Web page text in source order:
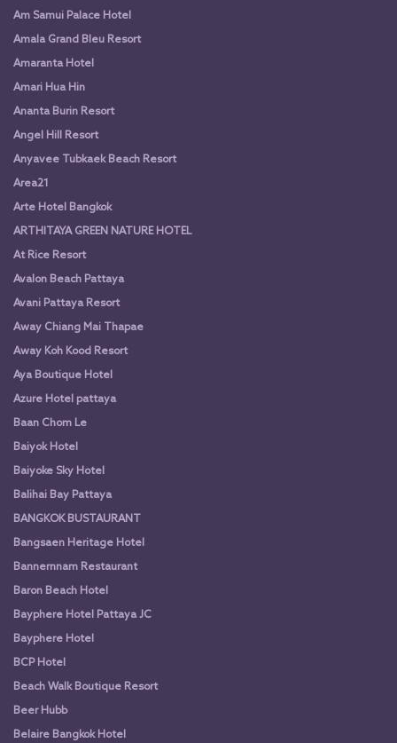
Am Samui Palace Hotel
Amala Grand Bleu Resort
Amaranta Hotel
Amari Hua Hin
Ananta Burin Resort
Angel Hill Resort
Anyavee Tubkaek Beach Resort
Area21
Arte Hotel Bangkok
ARTHITAYA GREEN NATURE HOTEL
At Rice Resort
Avalon Beach Pattaya
Avani Pattaya Resort
Away Chiang Mai Thapae
Away Koh Kood Resort
Aya Boutique Hotel
Azure Hotel pattaya
Baan Chom Le
Baiyok Hotel
Baiyoke Sky Hotel
Balihai Bay Pattaya
BANGKOK BUSTAURANT
Bangsaen Heritage Hotel
Bannernnam Restaurant
Baron Beach Hotel
Bayphere Hotel Pattaya JC
Bayphere Hotel
BCP Hotel
Beach Walk Boutique Resort
Beer Hubb
Belaire Bangkok Hotel